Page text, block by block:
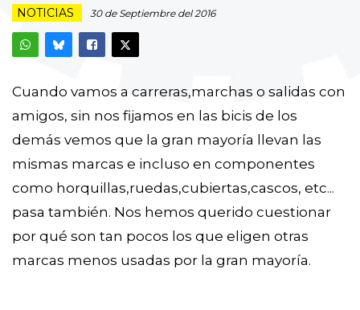
NOTICIAS 30 de Septiembre del 2016
Cuando vamos a carreras,marchas o salidas con
amigos, sin nos fijamos en las bicis de los
demás vemos que la gran mayoría llevan las
mismas marcas e incluso en componentes
como horquillas,ruedas,cubiertas,cascos, etc...
pasa también. Nos hemos querido cuestionar
por qué son tan pocos los que eligen otras
marcas menos usadas por la gran mayoría.